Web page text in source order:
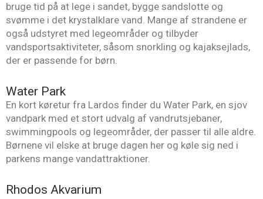
bruge tid på at lege i sandet, bygge sandslotte og
svømme i det krystalklare vand. Mange af strandene er
også udstyret med legeområder og tilbyder
vandsportsaktiviteter, såsom snorkling og kajaksejlads,
der er passende for børn.
Water Park
En kort køretur fra Lardos finder du Water Park, en sjov
vandpark med et stort udvalg af vandrutsjebaner,
swimmingpools og legeområder, der passer til alle aldre.
Børnene vil elske at bruge dagen her og køle sig ned i
parkens mange vandattraktioner.
Rhodos Akvarium